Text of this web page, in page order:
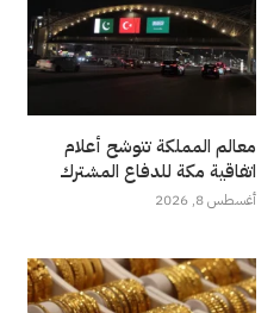
معالم المملكة تتوشح أعلام
اتفاقية مكة للدفاع المشترك
أغسطس 8, 2026